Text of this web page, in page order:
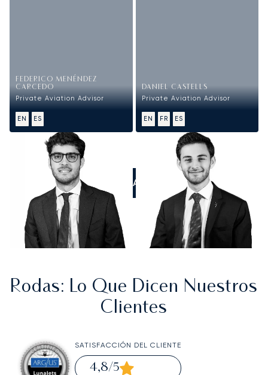
FEDERICO MENÉNDEZ
CARCEDO
Private Aviation Advisor
EN ES
DANIEL CASTELLS
Private Aviation Advisor
EN FR ES
LLÁMANOS
Rodas: Lo Que Dicen Nuestros
Clientes
SATISFACCIÓN DEL CLIENTE
4,8/5